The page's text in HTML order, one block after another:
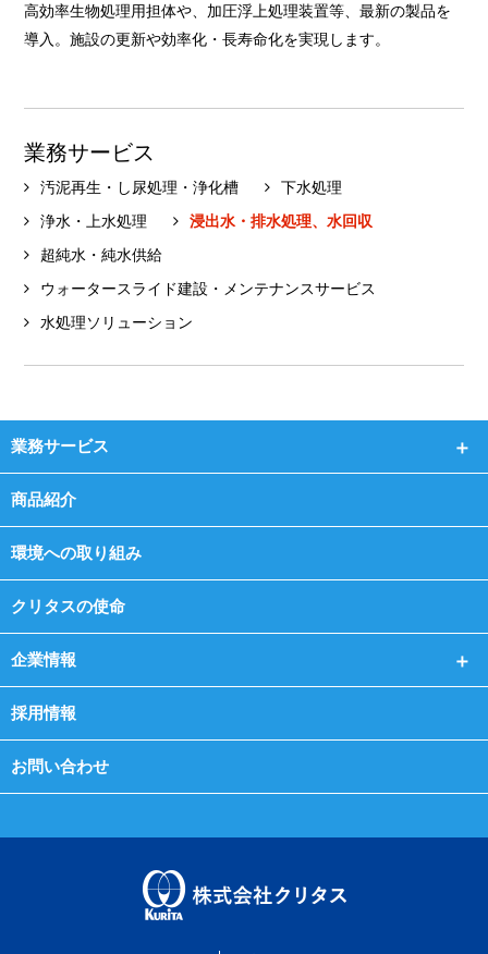
高効率生物処理用担体や、加圧浮上処理装置等、最新の製品を
導入。施設の更新や効率化・長寿命化を実現します。
業務サービス
汚泥再生・し尿処理・浄化槽
下水処理
浄水・上水処理
浸出水・排水処理、水回収
超純水・純水供給
ウォータースライド建設・メンテナンスサービス
水処理ソリューション
業務サービス
商品紹介
環境への取り組み
クリタスの使命
企業情報
採用情報
お問い合わせ